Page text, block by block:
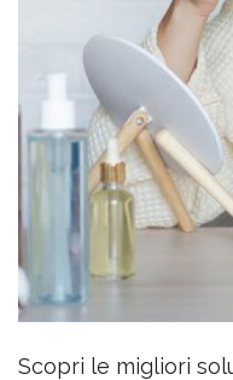
Scopri le migliori